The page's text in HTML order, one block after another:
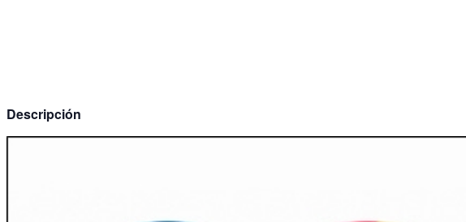
Descripción